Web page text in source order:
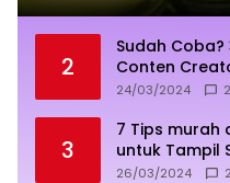
2
Sudah
Conten
24/03/2024 2
3
7 Tips murah
untuk Tampil
26/03/2024 2